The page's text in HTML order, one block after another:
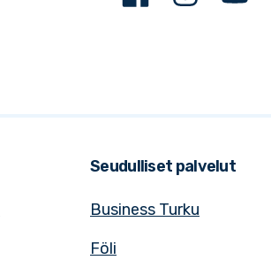
Seudulliset palvelut
Business Turku
Föli